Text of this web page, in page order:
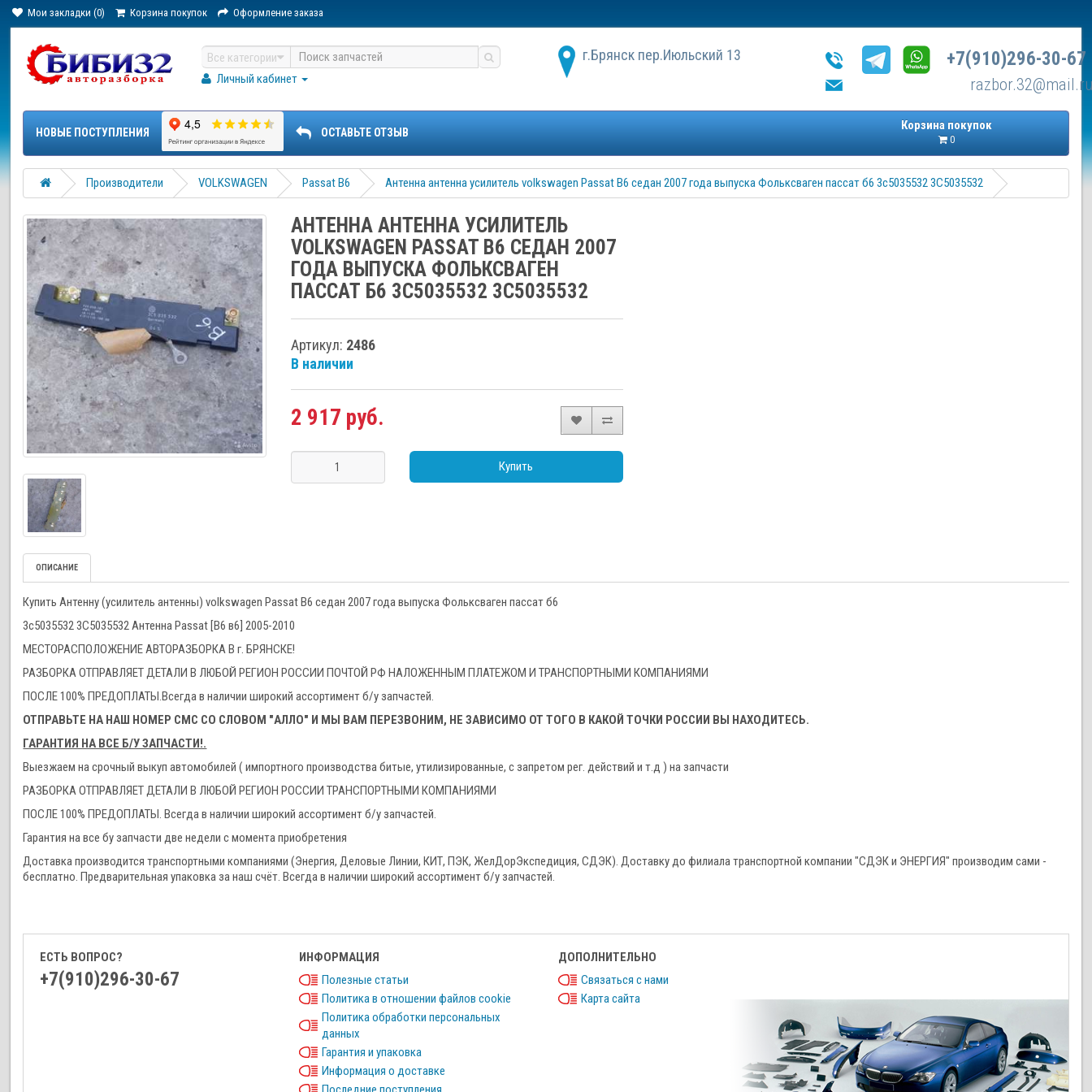
Мои закладки (0) Корзина покупок Оформление заказа
Все категории
Личный кабинет
г.Брянск пер.Июльский 13 +7(910)296-30-67
Корзина покупок
0
НОВЫЕ ПОСТУПЛЕНИЯ ОСТАВЬТЕ ОТЗЫВ
Производители VOLKSWAGEN Passat B6 Антенна антенна усилитель volkswagen Passat B6 седан 2007 года выпуска Фольксваген пассат б6 3c5035532 3С5035532
АНТЕННА АНТЕННА УСИЛИТЕЛЬ
VOLKSWAGEN PASSAT B6 СЕДАН 2007
ГОДА ВЫПУСКА ФОЛЬКСВАГЕН
ПАССАТ Б6 3C5035532 3С5035532
Артикул: 2486
В наличии
2 917 руб.
Купить
ОПИСАНИЕ
Купить Антенну (усилитель антенны) volkswagen Passat B6 седан 2007 года выпуска Фольксваген пассат б6
3c5035532 3С5035532 Антенна Passat [B6 в6] 2005-2010
МЕСТОРАСПОЛОЖЕНИЕ АВТОРАЗБОРКА В г. БРЯНСКЕ!
РАЗБОРКА ОТПРАВЛЯЕТ ДЕТАЛИ В ЛЮБОЙ РЕГИОН РОССИИ ПОЧТОЙ РФ НАЛОЖЕННЫМ ПЛАТЕЖОМ И ТРАНСПОРТНЫМИ КОМПАНИЯМИ
ПОСЛЕ 100% ПРЕДОПЛАТЫ.Всегда в наличии широкий ассортимент б/у запчастей.
ОТПРАВЬТЕ НА НАШ НОМЕР СМС СО СЛОВОМ "АЛЛО" И МЫ ВАМ ПЕРЕЗВОНИМ, НЕ ЗАВИСИМО ОТ ТОГО В КАКОЙ ТОЧКИ РОССИИ ВЫ НАХОДИТЕСЬ.
ГАРАНТИЯ НА ВСЕ Б/У ЗАПЧАСТИ!.
Выезжаем на срочный выкуп автомобилей ( импортного производства битые, утилизированные, с запретом рег. действий и т.д ) на запчасти
РАЗБОРКА ОТПРАВЛЯЕТ ДЕТАЛИ В ЛЮБОЙ РЕГИОН РОССИИ ТРАНСПОРТНЫМИ КОМПАНИЯМИ
ПОСЛЕ 100% ПРЕДОПЛАТЫ. Всегда в наличии широкий ассортимент б/у запчастей.
Гарантия на все бу запчасти две недели с момента приобретения
Доставка производится транспортными компаниями (Энергия, Деловые Линии, КИТ, ПЭК, ЖелДорЭкспедиция, СДЭК). Доставку до филиала транспортной компании "СДЭК и ЭНЕРГИЯ" производим сами -
бесплатно. Предварительная упаковка за наш счёт. Всегда в наличии широкий ассортимент б/у запчастей.
ЕСТЬ ВОПРОС?
+7(910)296-30-67
ИНФОРМАЦИЯ
Полезные статьи
Политика в отношении файлов cookie
Политика обработки персональных
данных
Гарантия и упаковка
Информация о доставке
ДОПОЛНИТЕЛЬНО
Связаться с нами
Карта сайта